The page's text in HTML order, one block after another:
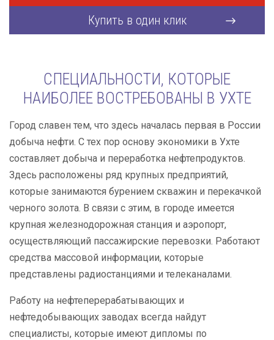
Купить в один клик
СПЕЦИАЛЬНОСТИ, КОТОРЫЕ
НАИБОЛЕЕ ВОСТРЕБОВАНЫ В УХТЕ
Город славен тем, что здесь началась первая в России
добыча нефти. С тех пор основу экономики в Ухте
составляет добыча и переработка нефтепродуктов.
Здесь расположены ряд крупных предприятий,
которые занимаются бурением скважин и перекачкой
черного золота. В связи с этим, в городе имеется
крупная железнодорожная станция и аэропорт,
осуществляющий пассажирские перевозки. Работают
средства массовой информации, которые
представлены радиостанциями и телеканалами.
Работу на нефтеперерабатывающих и
нефтедобывающих заводах всегда найдут
специалисты, которые имеют дипломы по